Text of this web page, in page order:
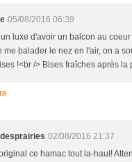
05/08/2016 06:39
luxe d'avoir un balcon au
me balader le nez en l'air, on a
!<br /> Bises fraîches après la
02/08/2016 21:37
ce hamac tout la-haut!